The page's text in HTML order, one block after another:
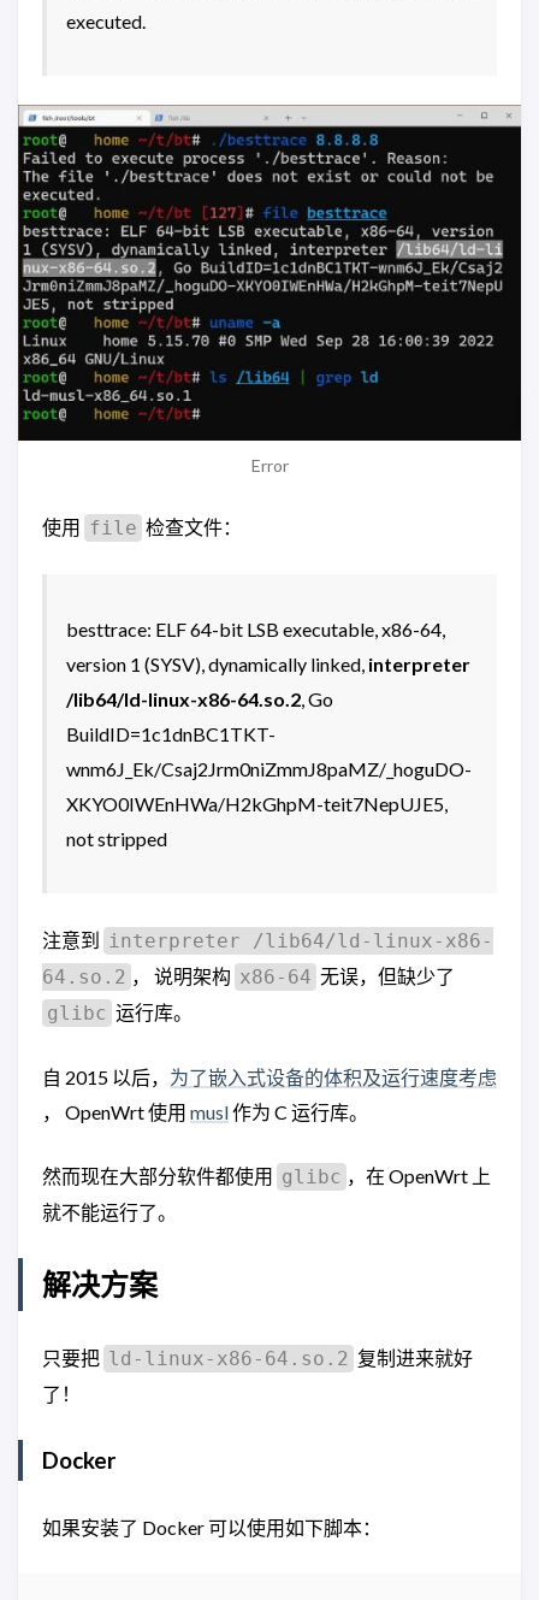
executed.
Error
使用 file 检查文件：
besttrace: ELF 64-bit LSB executable, x86-64,
version 1 (SYSV), dynamically linked, interpreter
/lib64/ld-linux-x86-64.so.2 , Go
BuildID=1c1dnBC1TKT-
wnm6J_Ek/Csaj2Jrm0niZmmJ8paMZ/_hoguDO-
XKYO0IWEnHWa/H2kGhpM-teit7NepUJE5,
not stripped
注意到 interpreter /lib64/ld-linux-x86-
64.so.2 ， 说明架构 x86-64 无误，但缺少了
glibc 运行库。
自 2015 以后， 为了嵌入式设备的体积及运行速度考虑
， OpenWrt 使用 musl作为 C 运行库。
然而现在大部分软件都使用 glibc ，在 OpenWrt 上
就不能运行了。
解决方案
只要把 ld-linux-x86-64.so.2 复制进来就好
了！
Docker
如果安装了 Docker 可以使用如下脚本：